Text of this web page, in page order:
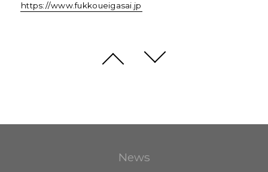
https://www.fukkoueigasai.jp
News